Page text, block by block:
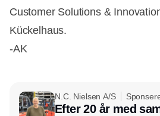
Customer Solutions &
Kückelhaus.
-AK
N.C. Nielsen A/S
Efter 20 år med